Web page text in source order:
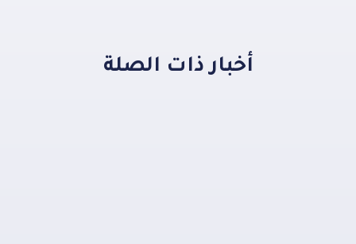
أخبار ذات الصلة